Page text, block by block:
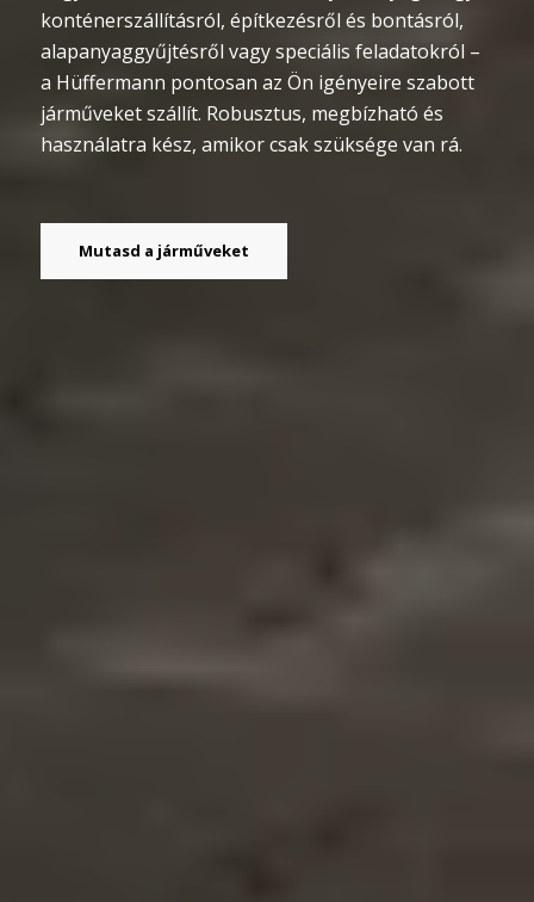
konténerszállításról, építkezésről és bontásról,
alapanyaggyűjtésről vagy speciális feladatokról –
a Hüffermann pontosan az Ön igényeire szabott
járműveket szállít. Robusztus, megbízható és
használatra kész, amikor csak szüksége van rá.
Mutasd a járműveket